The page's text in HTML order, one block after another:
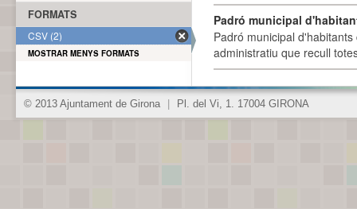
Padró municipal
Padró municipal
administratiu que recull
FORMATS
CSV (2)
MOSTRAR MENYS FORMATS
© 2013 Ajuntament de Girona Pl. del Vi, 1. 17004 GIRONA